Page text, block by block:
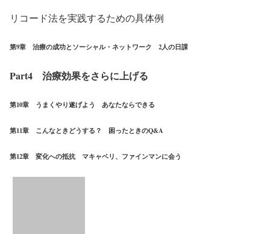
リコード法を実践するための具体例
第9章 治療の成功とソーシャル・ネットワーク 2人の日課
Part4 治療効果をさらに上げる
第10章 うまくやり遂げよう あなたならできる
第11章 こんなときどうする？ 困ったときのQ&A
第12章 変化への抵抗 マキャベリ、ファインマンに会う